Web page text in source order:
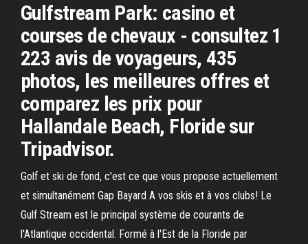
Gulfstream Park: casino et
courses de chevaux - consultez 1
223 avis de voyageurs, 435
photos, les meilleures offres et
comparez les prix pour
Hallandale Beach, Floride sur
Tripadvisor.
Golf et ski de fond, c'est ce que vous propose actuellement
et simultanément Gap Bayard A vos skis et à vos clubs! Le
Gulf Stream est le principal système de courants de
l'Atlantique occidental. Formé à l'Est de la Floride par